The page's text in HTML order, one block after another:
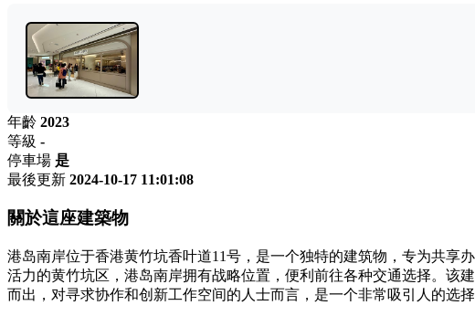
年齡 2023
等級 -
停車場 是
最後更新 2024-10-17 11:01:08
關於這座建築物
港岛南岸位于香港黄竹坑香叶道11号，是一个独特的建筑物，专为共享
活力的黄竹坑区，港岛南岸拥有战略位置，便利前往各种交通选择。该
而出，对寻求协作和创新工作空间的人士而言，是一个非常吸引人的选择